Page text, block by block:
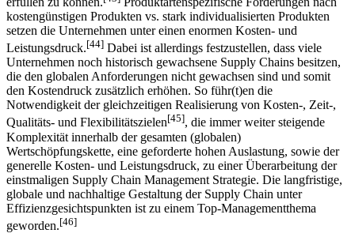
hinsichtlich Produktauswahl, Lieferservice und Lieferbereitschaft
erfüllen zu können.[43]Produktartenspezifische Forderungen nach
kostengünstigen Produkten vs. stark individualisierten Produkten
setzen die Unternehmen unter einen enormen Kosten- und
Leistungsdruck.[44]Dabei ist allerdings festzustellen, dass viele
Unternehmen noch historisch gewachsene Supply Chains besitzen,
die den globalen Anforderungen nicht gewachsen sind und somit
den Kostendruck zusätzlich erhöhen. So führ(t)en die
Notwendigkeit der gleichzeitigen Realisierung von Kosten-, Zeit-,
Qualitäts- und Flexibilitätszielen[45], die immer weiter steigende
Komplexität innerhalb der gesamten (globalen)
Wertschöpfungskette, eine geforderte hohen Auslastung, sowie der
generelle Kosten- und Leistungsdruck, zu einer Überarbeitung der
einstmaligen Supply Chain Management Strategie. Die langfristige,
globale und nachhaltige Gestaltung der Supply Chain unter